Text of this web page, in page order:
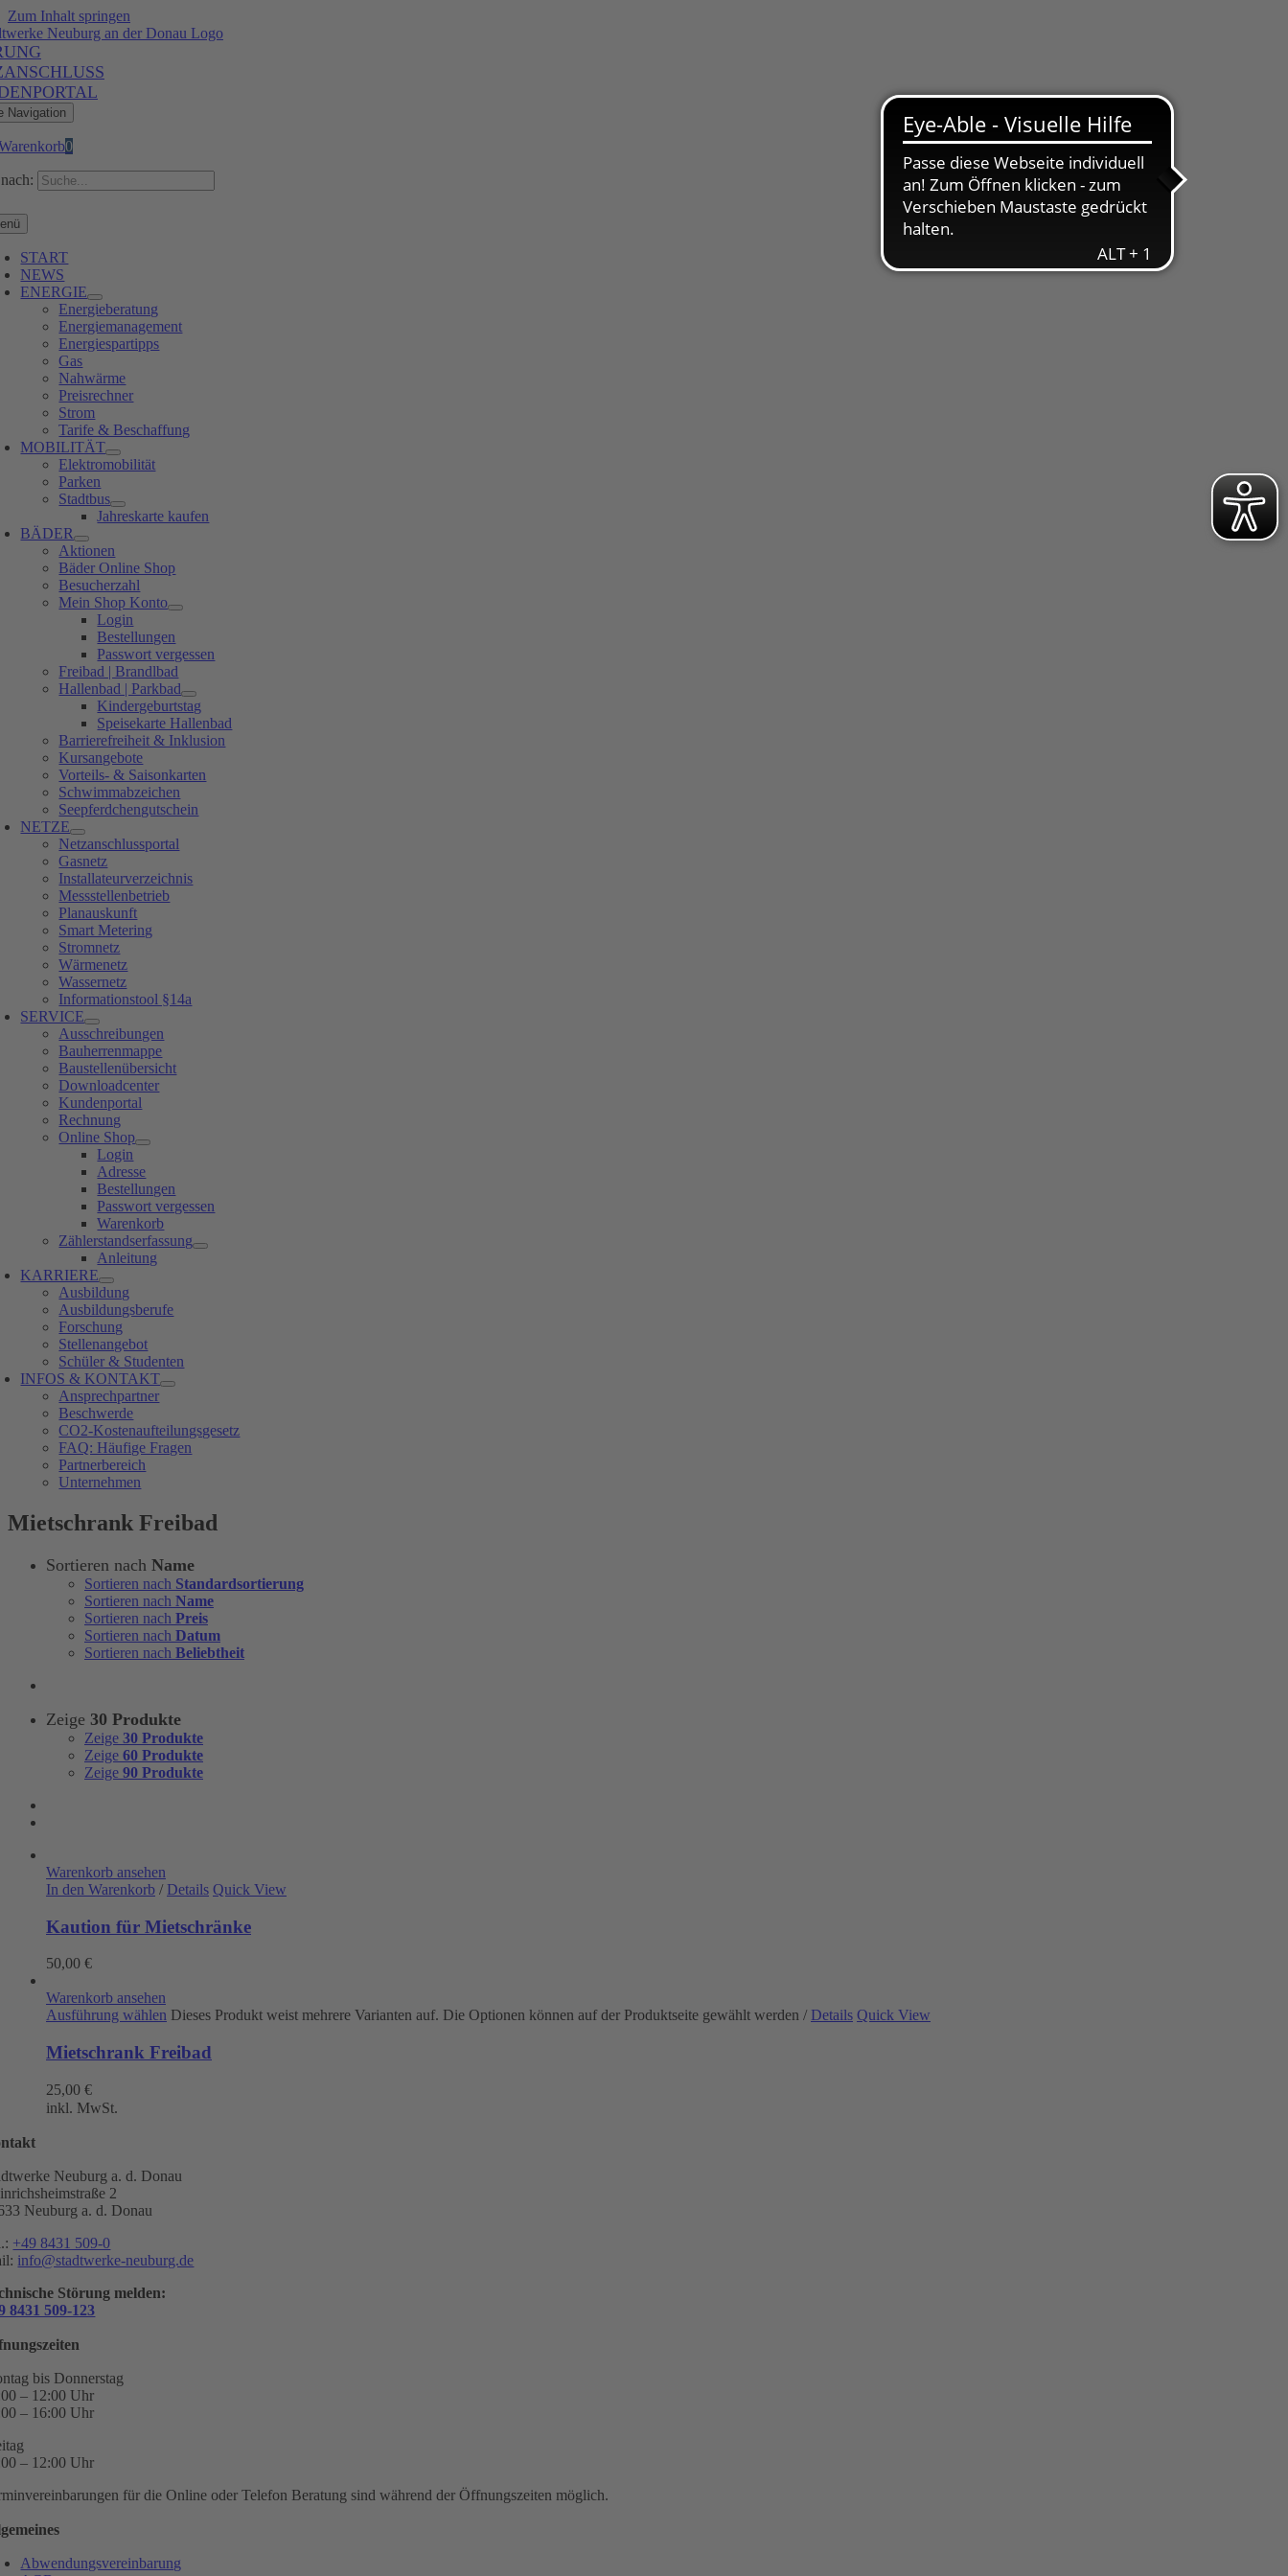
Zum Inhalt springen
Navigation
0
START
NEWS
ENERGIE
Energieberatung
Energiemanagement
Energiespartipps
Gas
Nahwärme
Preisrechner
Strom
Tarife & Beschaffung
MOBILITÄT
Elektromobilität
Parken
Stadtbus
Jahreskarte kaufen
BÄDER
Aktionen
Bäder Online Shop
Besucherzahl
Mein Shop Konto
Login
Bestellungen
Passwort vergessen
Freibad | Brandlbad
Hallenbad | Parkbad
Kindergeburtstag
Speisekarte Hallenbad
Barrierefreiheit & Inklusion
Kursangebote
Vorteils- & Saisonkarten
Schwimmabzeichen
Seepferdchengutschein
NETZE
Netzanschlussportal
Gasnetz
Installateurverzeichnis
Messstellenbetrieb
Planauskunft
Smart Metering
Stromnetz
Wärmenetz
Wassernetz
Informationstool §14a
SERVICE
Ausschreibungen
Bauherrenmappe
Baustellenübersicht
Downloadcenter
Kundenportal
Rechnung
Online Shop
Login
Adresse
Bestellungen
Passwort vergessen
Warenkorb
Zählerstandserfassung
Anleitung
KARRIERE
Ausbildung
Ausbildungsberufe
Forschung
Stellenangebot
Schüler & Studenten
INFOS & KONTAKT
Ansprechpartner
Beschwerde
CO2-Kostenaufteilungsgesetz
FAQ: Häufige Fragen
Partnerbereich
Unternehmen
Mietschrank Freibad
Sortieren nach Name
Sortieren nach Standardsortierung
Sortieren nach Name
Sortieren nach Preis
Sortieren nach Datum
Sortieren nach Beliebtheit
Zeige 30 Produkte
Zeige 30 Produkte
Zeige 60 Produkte
Zeige 90 Produkte
Warenkorb ansehen
In den Warenkorb / Details Quick View
Kaution für Mietschränke
50,00 €
Warenkorb ansehen
Ausführung wählen Dieses Produkt weist mehrere Varianten auf. Die Optionen können auf der Produktseite gewählt werden / Details Quick View
Mietschrank Freibad
25,00 €
inkl. MwSt.
Neuburg a. d. Donau
2
Neuburg a. d. Donau
+49 8431 509-0
info@stadtwerke-neuburg.de
Störung melden:
8431 509-123
bis Donnerstag
– 12:00 Uhr
– 16:00 Uhr
– 12:00 Uhr
für die Online oder Telefon Beratung sind während der Öffnungszeiten möglich.
Abwendungsvereinbarung